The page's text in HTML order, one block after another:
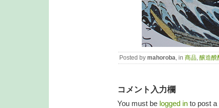
Posted by mahoroba, in 商品, 醸造醗
コメント入力欄
You must be logged in to post